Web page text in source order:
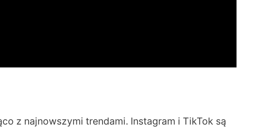
z najnowszymi trendami. Instagram i TikTok są